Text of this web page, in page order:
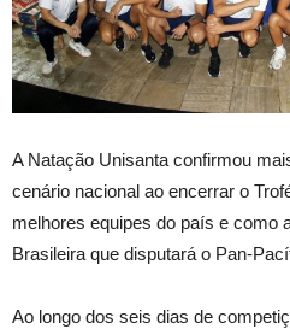
A Natação Unisanta confirmou
cenário nacional ao encerrar o
melhores equipes do país e como
Brasileira que disputará o Pan-
Ao longo dos seis dias de